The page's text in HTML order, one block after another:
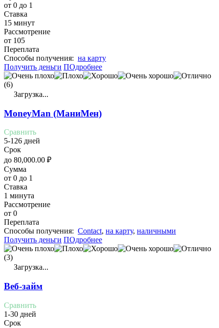
от 0 до 1
Ставка
15 минут
Рассмотрение
от 105
Переплата
Cпособы получения: на карту
Получить деньги ПОдробнее
(6)
Загрузка...
MoneyMan (МаниМен)
Сравнить
5-126 дней
Срок
до 80,000.00 ₽
Сумма
от 0 до 1
Ставка
1 минута
Рассмотрение
от 0
Переплата
Cпособы получения: Contact, на карту, наличными
Получить деньги ПОдробнее
(3)
Загрузка...
Веб-займ
Сравнить
1-30 дней
Срок